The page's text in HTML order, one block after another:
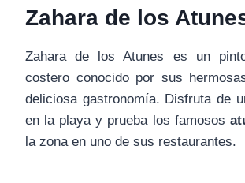
Zahara de los
Zahara de los Atunes es un
costero conocido por sus
deliciosa gastronomía. Disfruta de
en la playa y prueba los famosos
la zona en uno de sus restaurantes.